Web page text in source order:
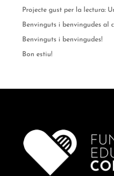
Projecte gust per la lectura:
Benvinguts i benvingudes al
Benvinguts i benvingudes!
Bon estiu!